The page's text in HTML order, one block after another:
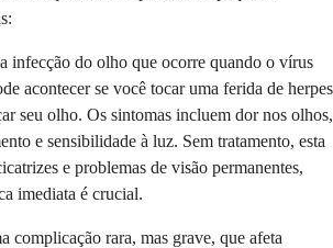
infecção do olho que ocorre quando o vírus
acontecer se você tocar uma ferida de herpes
seu olho. Os sintomas incluem dor nos olhos,
e sensibilidade à luz. Sem tratamento, esta
e problemas de visão permanentes,
imediata é crucial.
complicação rara, mas grave, que afeta